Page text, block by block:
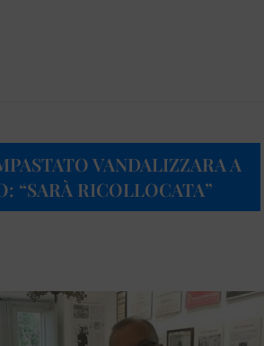
VANDALIZZARA A
“SARÀ RICOLLOCATA”